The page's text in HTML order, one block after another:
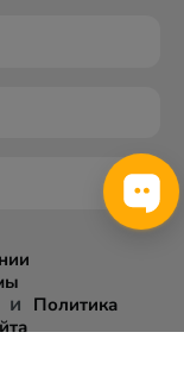
Политика